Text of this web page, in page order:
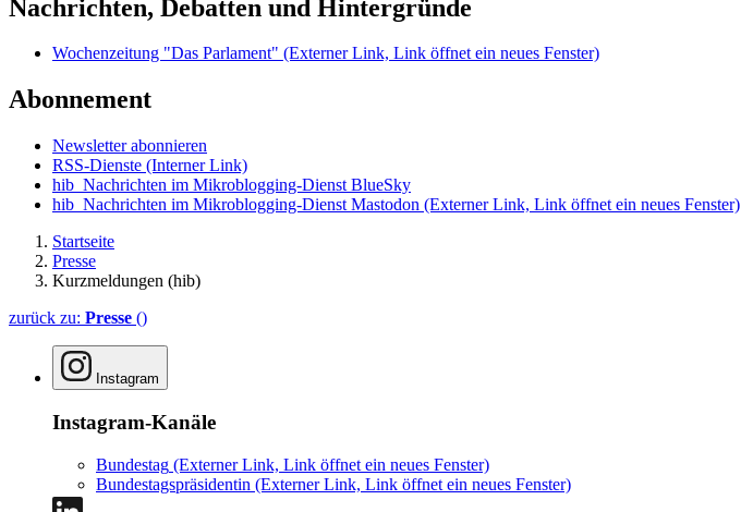
Nachrichten, Debatten und Hintergründe
Wochenzeitung "Das Parlament" (Externer Link, Link öffnet ein neues Fenster)
Abonnement
Newsletter abonnieren
RSS-Dienste (Interner Link)
hib_Nachrichten im Mikroblogging-Dienst BlueSky
hib_Nachrichten im Mikroblogging-Dienst Mastodon (Externer Link, Link öffnet ein neues Fenster)
Startseite
Presse
Kurzmeldungen (hib)
zurück zu: Presse ()
Instagram
Instagram-Kanäle
Bundestag (Externer Link, Link öffnet ein neues Fenster)
Bundestagspräsidentin (Externer Link, Link öffnet ein neues Fenster)